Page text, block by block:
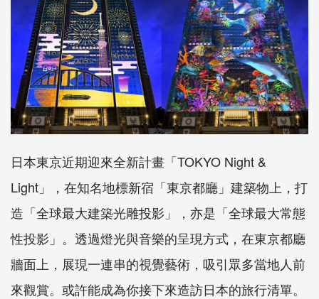
日本東京近期迎來全新計畫「TOKYO Night &
Light」，在知名地標新宿「東京都廳」建築物上，打
造「全球最大建築光雕投影」，亦是「全球最大常態
性投影」。透過燈光與音樂的呈現方式，在東京都廳
牆面上，展現一連串的視覺藝術，吸引眾多當地人前
來觀賞。或許能成為你接下來造訪日本的旅行清單。